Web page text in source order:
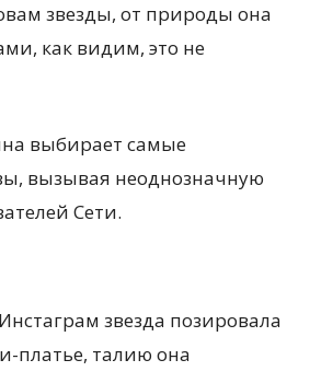
звезды, от природы она
как видим, это не
выбирает самые
вызывая неоднозначную
Сети.
звезда позировала
платье, талию она